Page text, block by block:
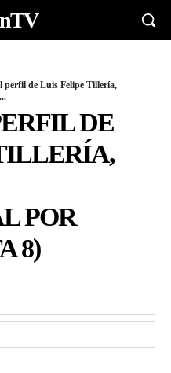
perfil de Luis Felipe Tillería,
DE
POR
8)